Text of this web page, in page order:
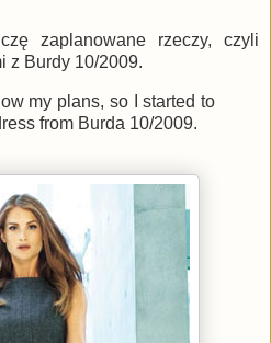
zaplanowane rzeczy, czyli
z Burdy 10/2009.
my plans, so I started to
from Burda 10/2009.